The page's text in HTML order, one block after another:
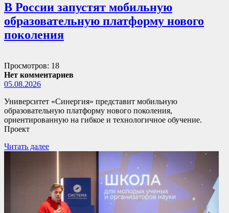
В России запустят мобильную
образовательную платформу нового
поколения
Просмотров: 18
Нет комментариев
05.08.2026
Университет «Синергия» представит мобильную
образовательную платформу нового поколения,
ориентированную на гибкое и технологичное обучение.
Проект
Читать далее